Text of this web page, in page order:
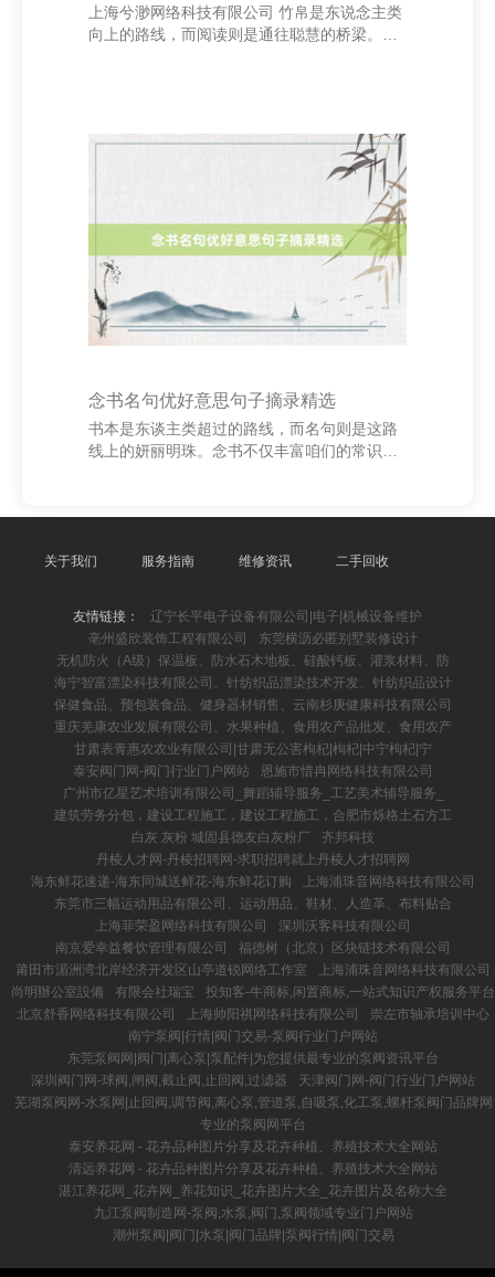
上海兮渺网络科技有限公司 竹帛是东说念主类
向上的路线，而阅读则是通往聪慧的桥梁。在
对寰球充中意思意思，而竹帛即是我探索寰球
的窗口。跟着年齿的增长，我运转阅读更多的
文体作品，从《安徒生童话》到《西纪行》，
从《小王子》到《红楼梦》，每一册书王人像
一扇门，带我走进不同的寰球，感受不同的情
谊。 阅读不仅丰富了我的常识，也让我学会了
想考。在
念书名句优好意思句子摘录精选
书本是东谈主类超过的路线，而名句则是这路
线上的妍丽明珠。念书不仅丰富咱们的常识，
得咱们细细品尝。 “书山有路勤为径，学海无
调了苦闷与坚执在学习中的紧迫性。只好握住
兮渺网络科技有限公司 “读一册好书，等于和
很多上流的东谈主话语。”德国玄学家歌德这句
话谈出了念书的谈理。书本中蕴含着大齐先东
谈主的聪惠，与之对话，心灵得以升华。 “书
本是
关于我们 服务指南 维修资讯 二手回收
友情链接：
辽宁长平电子设备有限公司|电子|机械设备维护
亳州盛欣装饰工程有限公司
东莞横沥必匿别墅装修设计
无机防火（A级）保温板、防水石木地板、硅酸钙板、灌浆材料、防
海宁智富漂染科技有限公司、针纺织品漂染技术开发、针纺织品设计
保健食品、预包装食品、健身器材销售、云南杉庚健康科技有限公司
重庆羌康农业发展有限公司、水果种植、食用农产品批发、食用农产
甘肃表青惠农农业有限公司|甘肃无公害枸杞|枸杞|中宁枸杞|宁
泰安阀门网-阀门行业门户网站
恩施市惜冉网络科技有限公司
广州市亿星艺术培训有限公司_舞蹈辅导服务_工艺美术辅导服务_
建筑劳务分包，建设工程施工，建设工程施工，合肥市烁格土石方工
白灰 灰粉 城固县德友白灰粉厂
齐邦科技
丹棱人才网-丹棱招聘网-求职招聘就上丹棱人才招聘网
海东鲜花速递-海东同城送鲜花-海东鲜花订购
上海浦珠音网络科技有限公司
东莞市三幅运动用品有限公司、运动用品、鞋材、人造革、布料贴合
上海菲荣盈网络科技有限公司
深圳沃客科技有限公司
南京爱幸益餐饮管理有限公司
福德树（北京）区块链技术有限公司
莆田市湄洲湾北岸经济开发区山亭道锐网络工作室
上海浦珠音网络科技有限公司
尚明辦公室設備
有限会社瑞宝
投知客-牛商标,闲置商标,一站式知识产权服务平台
北京舒香网络科技有限公司
上海帅阳祺网络科技有限公司
崇左市轴承培训中心
南宁泵阀|行情|阀门交易-泵阀行业门户网站
东莞泵阀网|阀门|离心泵|泵配件|为您提供最专业的泵阀资讯平台
深圳阀门网-球阀,闸阀,截止阀,止回阀,过滤器
天津阀门网-阀门行业门户网站
芜湖泵阀网-水泵网|止回阀,调节阀,离心泵,管道泵,自吸泵,化工泵,螺杆泵阀门品牌网
专业的泵阀网平台
泰安养花网 - 花卉品种图片分享及花卉种植、养殖技术大全网站
清远养花网 - 花卉品种图片分享及花卉种植、养殖技术大全网站
湛江养花网_花卉网_养花知识_花卉图片大全_花卉图片及名称大全
九江泵阀制造网-泵阀,水泵,阀门,泵阀领域专业门户网站
潮州泵阀|阀门|水泵|阀门品牌|泵阀行情|阀门交易